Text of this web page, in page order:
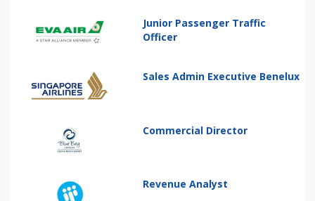
Junior Passenger Traffic
Officer
Sales Admin Executive Benelux
Commercial Director
Revenue Analyst